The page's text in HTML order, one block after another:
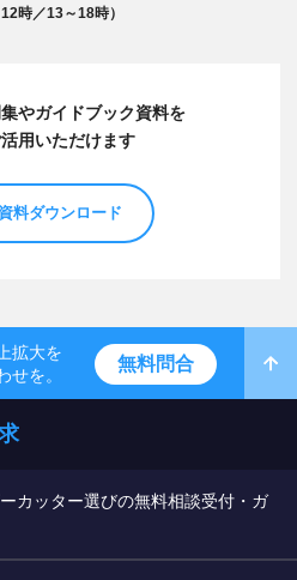
12時／13～18時）
やガイドブック資料を
用いただけます
料ダウンロード
拡大を
せを。
無料問合
カッター選びの無料相談受付・ガ